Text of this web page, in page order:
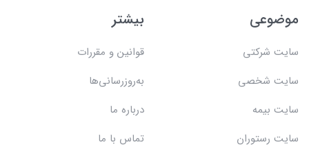
موضوعی
سایت شرکتی
سایت شخصی
سایت بیمه
سایت رستوران
بیشتر
قوانین و مقررات
به‌روزرسانی‌ها
درباره ما
تماس با ما